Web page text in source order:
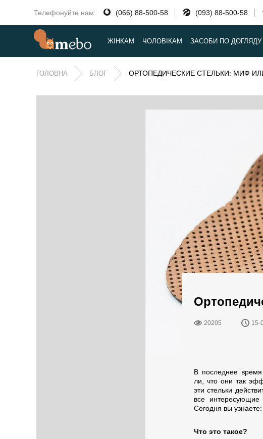
Телефонуйте нам: (066) 88-500-58 (093) 88-500-58
ЖІНКАМ ЧОЛОВІКАМ ЗАСОБИ ПО ДОГЛЯДУ
ГОЛОВНА БЛОГ ОРТОПЕДИЧЕСКИЕ СТЕЛЬКИ: МИФ
20205 15-
В последнее время
ли, что они так
эти стельки
все интересующие
Сегодня вы
Что это такое?